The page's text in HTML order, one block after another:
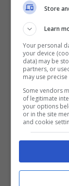
mondo.
A farlo
gesti come
taccuino,
paragonare
Light
tifosi dopo
diventata
Anche nel
internet
Store
Learn
Your personal
your device
data) may be
partners, or
may use
Some vendors
of legitimate
your options
or in the site
and cookie